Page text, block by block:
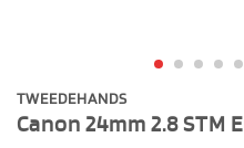
TWEEDEHANDS
Canon 24mm 2.8 STM